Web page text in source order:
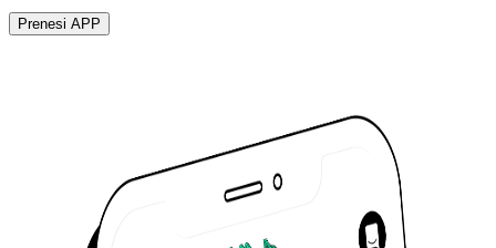
Prenesi APP